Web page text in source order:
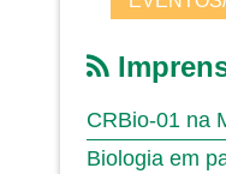
CRBio-01 na
Biologia em